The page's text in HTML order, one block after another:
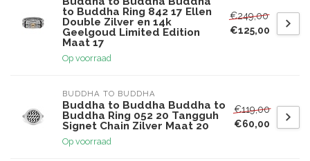
to Buddha Ring 842 17 Ellen
Double Zilver en 14k
Geelgoud Limited Edition
Maat 17
Op voorraad
€249,00
€125,00
BUDDHA TO BUDDHA
Buddha to Buddha Buddha to
Buddha Ring 052 20 Tangguh
Signet Chain Zilver Maat 20
Op voorraad
€119,00
€60,00